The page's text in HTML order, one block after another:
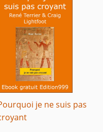
je ne suis pas